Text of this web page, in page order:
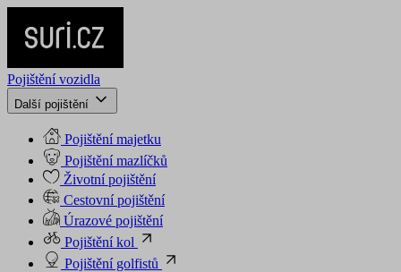
Pojištění vozidla
Další pojištění
Pojištění majetku
Pojištění mazlíčků
Životní pojištění
Cestovní pojištění
Úrazové pojištění
Pojištění kol
Pojištění golfistů